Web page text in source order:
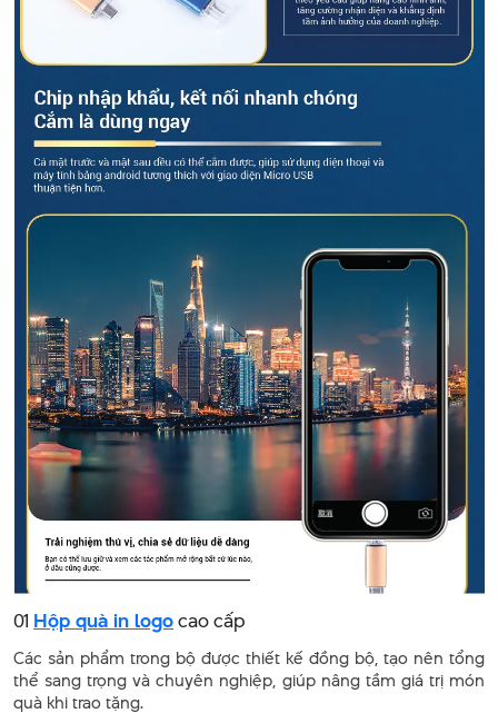
01 Hộp quà in logocao cấp
Các sản phẩm trong bộ được thiết kế đồng bộ, tạo nên tổng
thể sang trọng và chuyên nghiệp, giúp nâng tầm giá trị món
quà khi trao tặng.